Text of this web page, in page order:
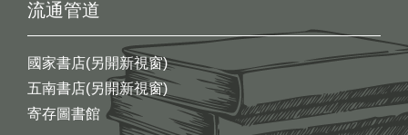
流通管道
國家書店(另開新視窗)
五南書店(另開新視窗)
寄存圖書館